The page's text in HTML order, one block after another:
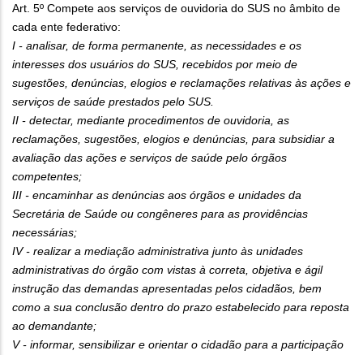
Art. 5º Compete aos serviços de ouvidoria do SUS no âmbito de
cada ente federativo:
I - analisar, de forma permanente, as necessidades e os
interesses dos usuários do SUS, recebidos por meio de
sugestões, denúncias, elogios e reclamações relativas às ações e
serviços de saúde prestados pelo SUS.
II - detectar, mediante procedimentos de ouvidoria, as
reclamações, sugestões, elogios e denúncias, para subsidiar a
avaliação das ações e serviços de saúde pelo órgãos
competentes;
III - encaminhar as denúncias aos órgãos e unidades da
Secretária de Saúde ou congêneres para as providências
necessárias;
IV - realizar a mediação administrativa junto às unidades
administrativas do órgão com vistas à correta, objetiva e ágil
instrução das demandas apresentadas pelos cidadãos, bem
como a sua conclusão dentro do prazo estabelecido para reposta
ao demandante;
V - informar, sensibilizar e orientar o cidadão para a participação